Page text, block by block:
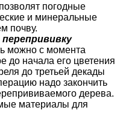
погодные
и минеральные
почву.
перепрививку
можно с момента
до начала его цветения
до третьей декады
надо закончить
дерева.
материалы для